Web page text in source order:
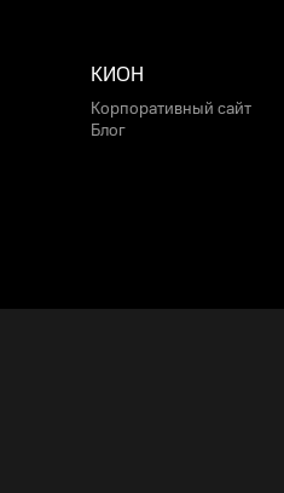
КИОН
Корпоративный сайт
Блог